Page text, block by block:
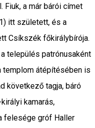
Fiuk, a már bárói címet
itt született, és a
Csíkszék főkirálybírója.
település patrónusaként
templom átépítésében is
következő tagja, báró
kamarás,
felesége gróf Haller